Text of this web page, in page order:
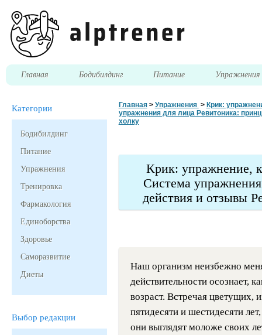
Главная Бодибилдинг Питание Упражнения
Категории
Бодибилдинг
Питание
Упражнения
Тренировка
Фармакология
Единоборства
Здоровье
Саморазвитие
Диеты
Выбор редакции
Главная> Упражнения > Крик:
упражнения для лица Ревитоника:
холку
Крик: упражнение,
Система
действия и отзывы
Наш организм неизбежно
действительности осознает,
возраст. Встречая
пятидесяти и шестидесяти
они выглядят моложе своих